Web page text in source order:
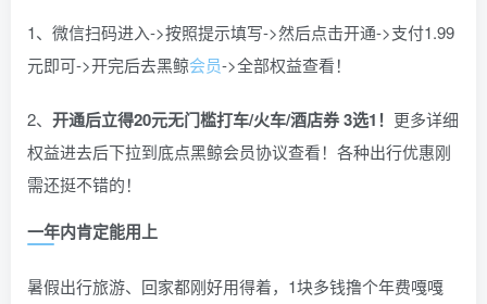
1、微信扫码进入->按照提示填写->然后点击开通->支付1.99
元即可->开完后去黑鲸会员->全部权益查看！
2、 开通后立得20元无门槛打车/火车/酒店券 3选1 ！ 更多详细
权益进去后下拉到底点黑鲸会员协议查看！各种出行优惠刚
需还挺不错的！
一年内肯定能用上
暑假出行旅游、回家都刚好用得着，1块多钱撸个年费嘎嘎